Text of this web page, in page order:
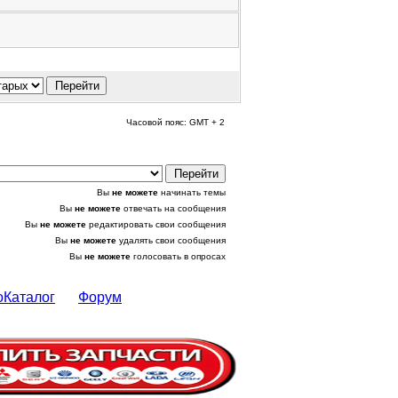
Часовой пояс: GMT + 2
Вы не можете начинать темы
Вы не можете отвечать на сообщения
Вы не можете редактировать свои сообщения
Вы не можете удалять свои сообщения
Вы не можете голосовать в опросах
Форум